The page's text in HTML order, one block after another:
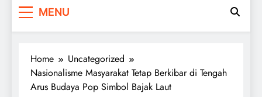
MENU
Home
Uncategorized
Nasionalisme Masyarakat Tetap Berkibar di Tengah
Arus Budaya Pop Simbol Bajak Laut